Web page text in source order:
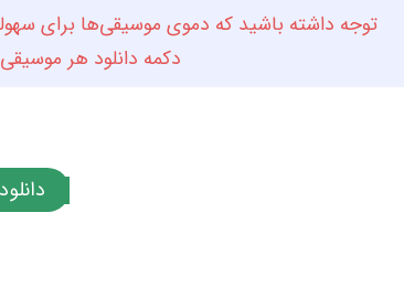
توجه داشته باشید که دموی موسیقی‌ها برای
دکمه دانلود هر